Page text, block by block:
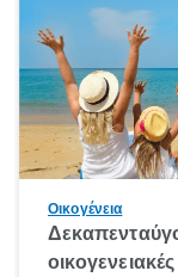
Οικογένεια